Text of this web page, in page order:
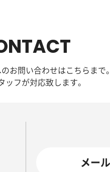
お問い合わせはこちらまで。
ッフが対応致します。
メー